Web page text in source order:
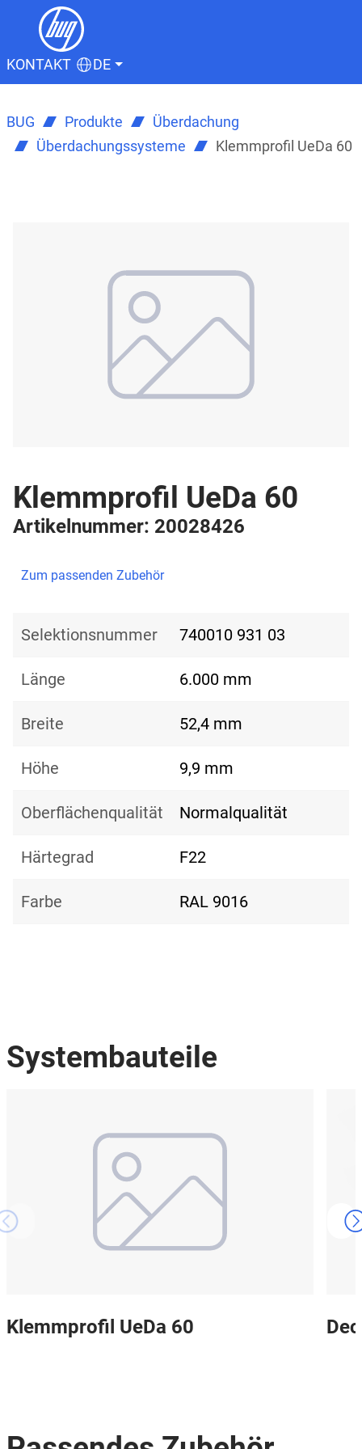
KONTAKT DE
BUG Produkte
Überdachung
Überdachungssysteme
Klemmprofil UeDa 60
Klemmprofil UeDa 60
Artikelnummer: 20028426
Zum passenden Zubehör
Selektionsnummer 740010 931 03
Länge 6.000 mm
Breite 52,4 mm
Höhe 9,9 mm
Oberflächenqualität Normalqualität
Härtegrad F22
Farbe RAL 9016
Systembauteile
Klemmprofil UeDa 60